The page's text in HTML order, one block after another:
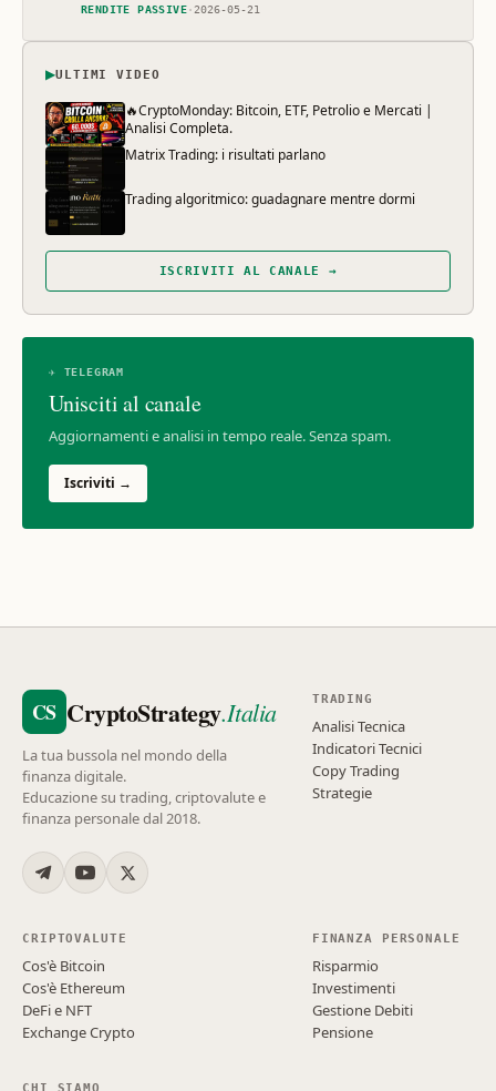
RENDITE PASSIVE·2026-05-21
▶ULTIMI VIDEO
🔥CryptoMonday: Bitcoin, ETF, Petrolio e Mercati |
Analisi Completa.
Matrix Trading: i risultati parlano
Trading algoritmico: guadagnare mentre dormi
ISCRIVITI AL CANALE →
✈ TELEGRAM
Unisciti al canale
Aggiornamenti e analisi in tempo reale. Senza spam.
Iscriviti →
CS CryptoStrategy.Italia
La tua bussola nel mondo della
finanza digitale.
Educazione su trading, criptovalute e
finanza personale dal 2018.
TRADING
Analisi Tecnica
Indicatori Tecnici
Copy Trading
Strategie
CRIPTOVALUTE
Cos'è Bitcoin
Cos'è Ethereum
DeFi e NFT
Exchange Crypto
FINANZA PERSONALE
Risparmio
Investimenti
Gestione Debiti
Pensione